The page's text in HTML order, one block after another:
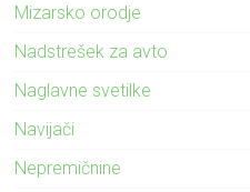
Mizarsko orodje
Nadstrešek za avto
Naglavne svetilke
Navijači
Nepremičnine